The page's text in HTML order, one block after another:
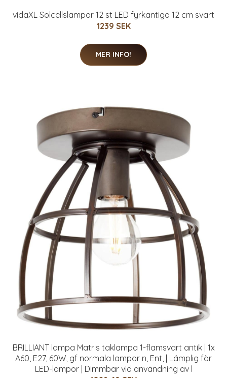
vidaXL Solcellslampor 12 st LED fyrkantiga 12 cm svart
1239 SEK
MER INFO!
BRILLIANT lampa Matris taklampa 1-flamsvart antik | 1x
A60, E27, 60W, gf normala lampor n, Ent, | Lämplig för
LED-lampor | Dimmbar vid användning av l